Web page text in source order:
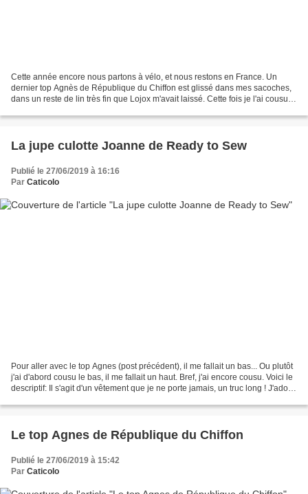
Cette année encore nous partons à vélo, et nous restons en France. Un
dernier top Agnès de République du Chiffon est glissé dans mes sacoches,
dans un reste de lin très fin que Lojox m'avait laissé. Cette fois je l'ai cousu
La jupe culotte Joanne de Ready to Sew
Publié le 27/06/2019 à 16:16
Par Caticolo
Pour aller avec le top Agnes (post précédent), il me fallait un bas... Ou plutôt
j'ai d'abord cousu le bas, il me fallait un haut. Bref, j'ai encore cousu. Voici le
descriptif: Il s'agit d'un vêtement que je ne porte jamais, un truc long ! J'adore
Le top Agnes de République du Chiffon
Publié le 27/06/2019 à 15:42
Par Caticolo